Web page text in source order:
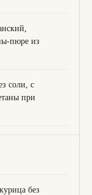
пюре из
соли, с
при
без